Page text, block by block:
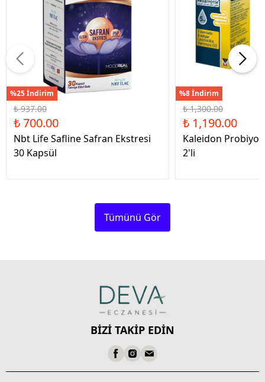
%25 İndirim
₺ 937.00
₺ 700.00
Nbt Life Safline Safran Ekstresi
30 Kapsül
%8 İndirim
₺ 1,300.00
₺ 1,190.00
Kaleidon
2'li
Tümünü Gör
BİZİ TAKİP EDİN